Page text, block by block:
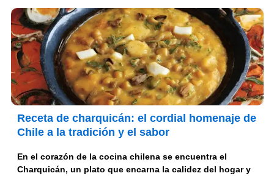
Receta de charquicán: el cordial homenaje de
Chile a la tradición y el sabor
En el corazón de la cocina chilena se encuentra el
Charquicán, un plato que encarna la calidez del hogar y